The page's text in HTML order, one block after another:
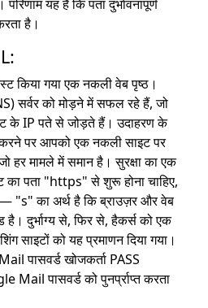
यह है कि पता दुर्भावनापूर्ण
है।
किया गया एक नकली वेब पृष्ठ।
सर्वर को मोड़ने में सफल रहे हैं, जो
के IP पते से जोड़ते हैं। उदाहरण के
पर आपको एक नकली साइट पर
हर मामले में समान है। सुरक्षा का एक
पता "https" से शुरू होना चाहिए,
"s" का अर्थ है कि ब्राउज़र और वेब
है। दुर्भाग्य से, फिर से, हैकर्स को एक
साइटों को यह प्रमाणन दिया गया।
पासवर्ड खोजकर्ता PASS
Mail पासवर्ड को पुनर्प्राप्त करता